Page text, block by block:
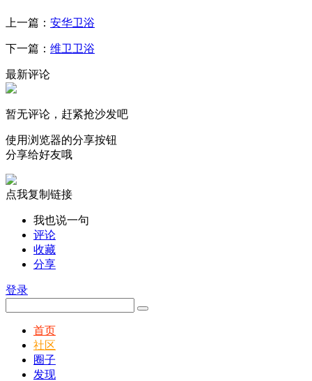
上一篇： 安华卫浴
下一篇： 维卫卫浴
最新评论
暂无评论，赶紧抢沙发吧
使用浏览器的分享按钮
分享给好友哦
点我复制链接
我也说一句
评论
收藏
分享
登录
首页
社区
圈子
发现